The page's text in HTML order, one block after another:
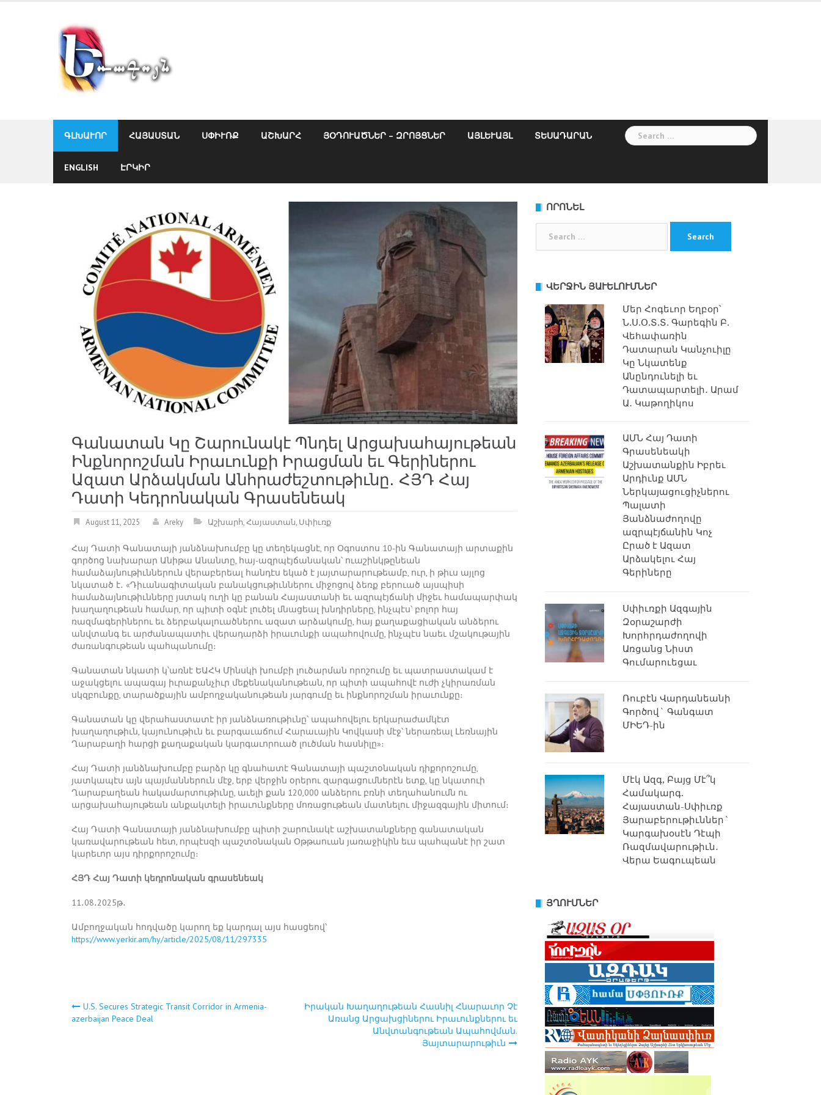
ԳԼԽԱՒՈՐ ՀԱՅԱՍՏԱՆ ՍՓԻՒՌՔ ԱՇԽԱՐՀ ՅՕԴՈՒԱԾՆԵՐ – ԶՐՈՅՑՆԵՐ ԱՅԼԵՒԱՅԼ ՏԵՍԱԴԱՐԱՆ
ENGLISH ԷՐԿԻՐ
Search
for:
Գանատան Կը Շարունակէ Պնդել Արցախահայութեան
Ինքնորոշման Իրաւունքի Իրացման եւ Գերիներու
Ազատ Արձակման Անհրաժեշտութիւնը․ ՀՅԴ Հայ
Դատի Կեդրոնական Գրասենեակ
August 11, 2025 Areky Աշխարհ,Հայաստան, Սփիւռք
Հայ Դատի Գանատայի յանձնախումբը կը տեղեկացնէ, որ Օգոստոս 10-ին Գանատայի արտաքին
գործոց նախարար Անիթա Անանտը, հայ-ազրպէյճանական՝ ուաշինկթընեան
համաձայնութիւններուն վերաբերեալ հանդէս եկած է յայտարարութեամբ, ուր, ի թիւս այլոց
նկատած է․ «Դիւանագիտական բանակցութիւններու միջոցով ձեռք բերուած այսպիսի
համաձայնութիւնները յստակ ուղի կը բանան Հայաստանի եւ ազրպէյճանի միջեւ համապարփակ
խաղաղութեան համար, որ պիտի օգնէ լուծել մնացեալ խնդիրները, ինչպէս՝ բոլոր հայ
ռազմագերիներու եւ ձերբակալուածներու ազատ արձակումը, հայ քաղաքացիական անձերու
անվտանգ եւ արժանապատիւ վերադարձի իրաւունքի ապահովումը, ինչպէս նաեւ մշակութային
ժառանգութեան պահպանումը։
Գանատան նկատի կ՝առնէ ԵԱՀԿ Մինսկի խումբի լուծարման որոշումը եւ պատրաստակամ է
աջակցելու ապագայ իւրաքանչիւր մեքենականութեան, որ պիտի ապահովէ ուժի չկիրառման
սկզբունքը, տարածքային ամբողջականութեան յարգումը եւ ինքնորոշման իրաւունքը։
Գանատան կը վերահաստատէ իր յանձնառութիւնը՝ ապահովելու երկարաժամկէտ
խաղաղութիւն, կայունութիւն եւ բարգաւաճում Հարաւային Կովկասի մէջ՝ ներառեալ Լեռնային
Ղարաբաղի հարցի քաղաքական կարգաւորուած լուծման հասնիլը»։
Հայ Դատի յանձնախումբը բարձր կը գնահատէ Գանատայի պաշտօնական դիքորոշումը,
յատկապէս այն պայմաններուն մէջ, երբ վերջին օրերու զարգացումներէն ետք, կը նկատուի
Ղարաբաղեան հակամարտութիւնը, աւելի քան 120,000 անձերու բռնի տեղահանումն ու
արցախահայութեան անքակտելի իրաւունքները մոռացութեան մատնելու միջազգային միտում։
Հայ Դատի Գանատայի յանձնախումբը պիտի շարունակէ աշխատանքները գանատական
կառավարութեան հետ, որպէսզի պաշտօնական Օթթաուան յառաջիկին եւս պահպանէ իր շատ
կարեւոր այս դիրքորոշումը։
ՀՅԴ Հայ Դատի կեդրոնական գրասենեակ
11․08․2025թ․
Ամբողջական հոդվածը կարող եք կարդալ այս հասցեով՝
https://www.yerkir.am/hy/article/2025/08/11/297335
Post
U.S. Secures Strategic Transit Corridor in Armenia-
azerbaijan Peace Deal
Իրական Խաղաղութեան Հասնիլ Հնարաւոր Չէ
Առանց Արցախցիներու Իրաւունքներու եւ
Անվտանգութեան Ապահովման.
Յայտարարութիւն
ՈՐՈՆԵԼ
ՎԵՐՋԻՆ ՅԱՒԵԼՈՒՄՆԵՐ
Մեր Հոգեւոր Եղբօր՝
Ն.Ս.Օ.Տ.Տ. Գարեգին Բ.
Վեհափառին
Դատարան Կանչուիլը
Կը Նկատենք
Անընդունելի եւ
Դատապարտելի․ Արամ
Ա․ Կաթողիկոս
ԱՄՆ Հայ Դատի
Գրասենեակի
Աշխատանքին Իբրեւ
Արդիւնք ԱՄՆ
Ներկայացուցիչներու
Պալատի
Յանձնաժողովը
ազրպէյճանին Կոչ
Ըրած է Ազատ
Արձակելու Հայ
Գերիները
Սփիւռքի Ազգային
Զօրաշարժի
Խորհրդաժողովի
Առցանց Նիստ
Գումարուեցաւ
Ռուբէն Վարդանեանի
Գործով` Գանգատ
ՄԻԵԴ-ին
Մէկ Ազգ, Բայց Մէ՞կ
Համակարգ.
Հայաստան-Սփիւռք
Յարաբերութիւններ`
Կարգախօսէն Դէպի
Ռազմավարութիւն․
Վերա Եագուպեան
ՅՂՈՒՄՆԵՐ